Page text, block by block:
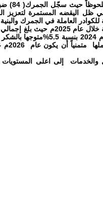
مضيفا إلى أن
2025، بزيادة بلغت( 23 )ضبطية عن العام 2024، في ظل
العاملة في الجمرك والبنية
و(804 )مركبة، بزيادة قدرها (25) الف و(885)
من ساهم
والخدمات إلى اعلى